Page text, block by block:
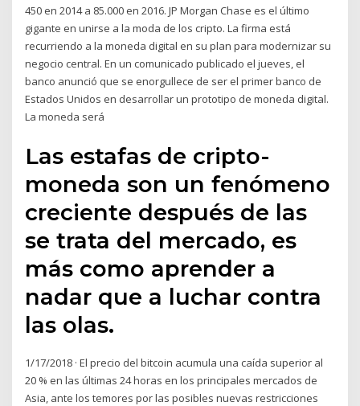
450 en 2014 a 85.000 en 2016. JP Morgan Chase es el último
gigante en unirse a la moda de los cripto. La firma está
recurriendo a la moneda digital en su plan para modernizar su
negocio central. En un comunicado publicado el jueves, el
banco anunció que se enorgullece de ser el primer banco de
Estados Unidos en desarrollar un prototipo de moneda digital.
La moneda será
Las estafas de cripto-
moneda son un fenómeno
creciente después de las
se trata del mercado, es
más como aprender a
nadar que a luchar contra
las olas.
1/17/2018 · El precio del bitcoin acumula una caída superior al
20 % en las últimas 24 horas en los principales mercados de
Asia, ante los temores por las posibles nuevas restricciones